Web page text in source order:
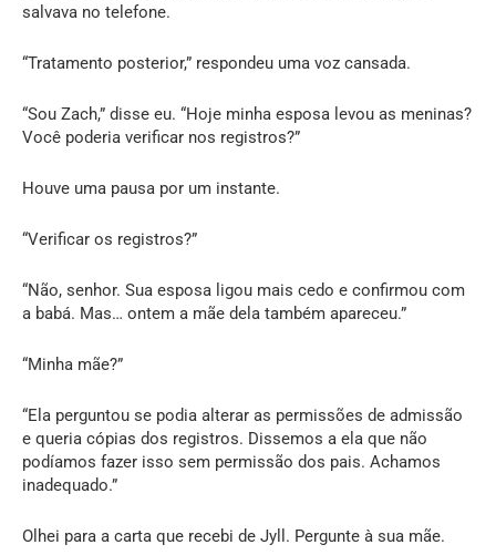
salvava no telefone.
“Tratamento posterior,” respondeu uma voz cansada.
“Sou Zach,” disse eu. “Hoje minha esposa levou as meninas?
Você poderia verificar nos registros?”
Houve uma pausa por um instante.
“Verificar os registros?”
“Não, senhor. Sua esposa ligou mais cedo e confirmou com
a babá. Mas… ontem a mãe dela também apareceu.”
“Minha mãe?”
“Ela perguntou se podia alterar as permissões de admissão
e queria cópias dos registros. Dissemos a ela que não
podíamos fazer isso sem permissão dos pais. Achamos
inadequado.”
Olhei para a carta que recebi de Jyll. Pergunte à sua mãe.